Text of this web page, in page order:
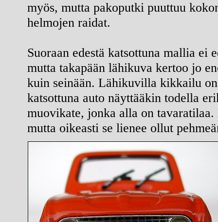
myös, mutta pakoputki puuttuu
helmojen raidat.
Suoraan edestä katsottuna mallia ei
mutta takapään lähikuva kertoo jo
kuin seinään. Lähikuvilla kikkailu
katsottuna auto näyttääkin todella
muovikate, jonka alla on
mutta oikeasti se lienee ollut